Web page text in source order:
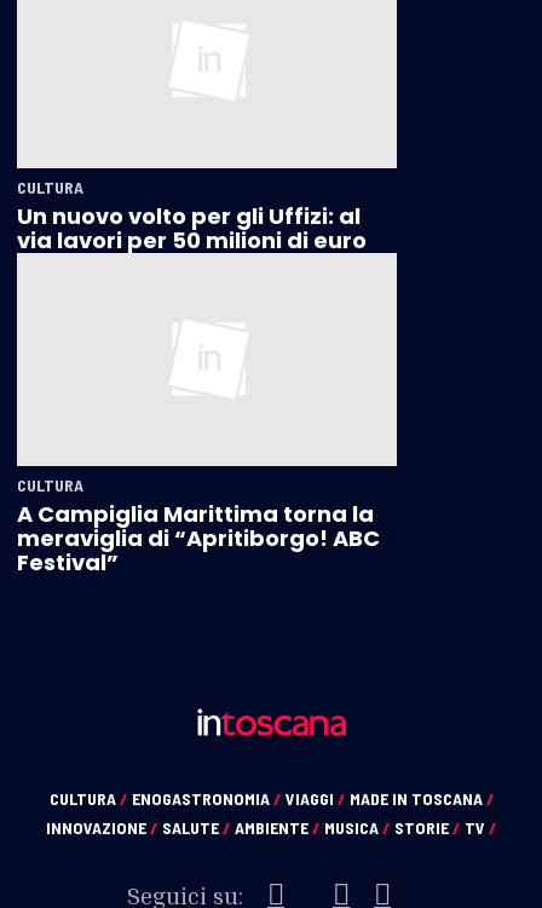
CULTURA
Un nuovo volto per gli Uffizi: al
via lavori per 50 milioni di euro
CULTURA
A Campiglia Marittima torna la
meraviglia di “Apritiborgo! ABC
Festival”
CULTURA/ ENOGASTRONOMIA/ VIAGGI / MADE IN TOSCANA/
INNOVAZIONE/ SALUTE/ AMBIENTE/ MUSICA/ STORIE/ TV /
Seguici su: